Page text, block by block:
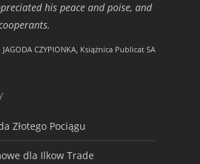
his peace and poise, and
JAGODA CZYPIONKA, Książnica Publicat SA
Złotego Pociągu
dla Ilkow Trade